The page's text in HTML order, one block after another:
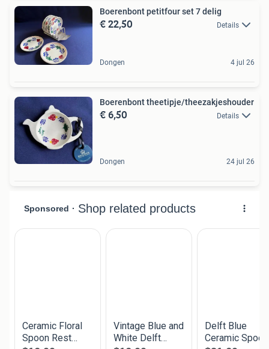
Boerenbont petitfour set 7 delig
€ 22,50 Details
Dongen 4 jul 26
Boerenbont theetipje/theezakjeshouder
€ 6,50 Details
Dongen 24 jul 26